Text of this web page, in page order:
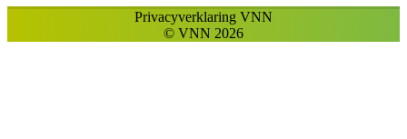
© VNN 2026
Privacyverklaring VNN